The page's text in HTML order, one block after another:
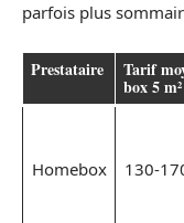
parfois plus
Prestataire Tarif
box 5
Homebox 130-